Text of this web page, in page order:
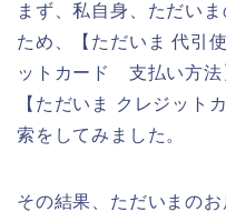
まず、私自身、ただい
ため、【ただいま 代引
ットカード 支払い方法
【ただいま クレジッ
索をしてみました。
その結果、ただいまの